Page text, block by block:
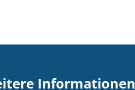
Informationen